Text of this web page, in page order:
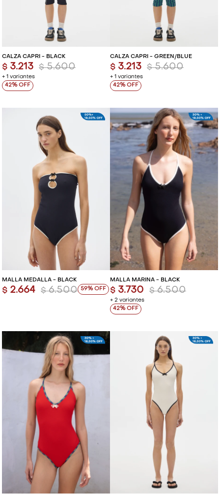
CALZA CAPRI - BLACK
+ 1 variantes
$ 3.213 $ 5.600
42
CALZA CAPRI - GREEN/BLUE
+ 1 variantes
$ 3.213 $ 5.600
42
MALLA MEDALLA - BLACK
$ 2.664 $ 6.500 59
MALLA MARINA - BLACK
+ 2 variantes
$ 3.730 $ 6.500
42
VESTIDOS Y MONOS
CAMISAS Y BLUSAS
SHORTS Y FALDAS
VESTIDOS Y MONOS
CAMISAS Y BLUSAS
SHORTS Y FALDAS